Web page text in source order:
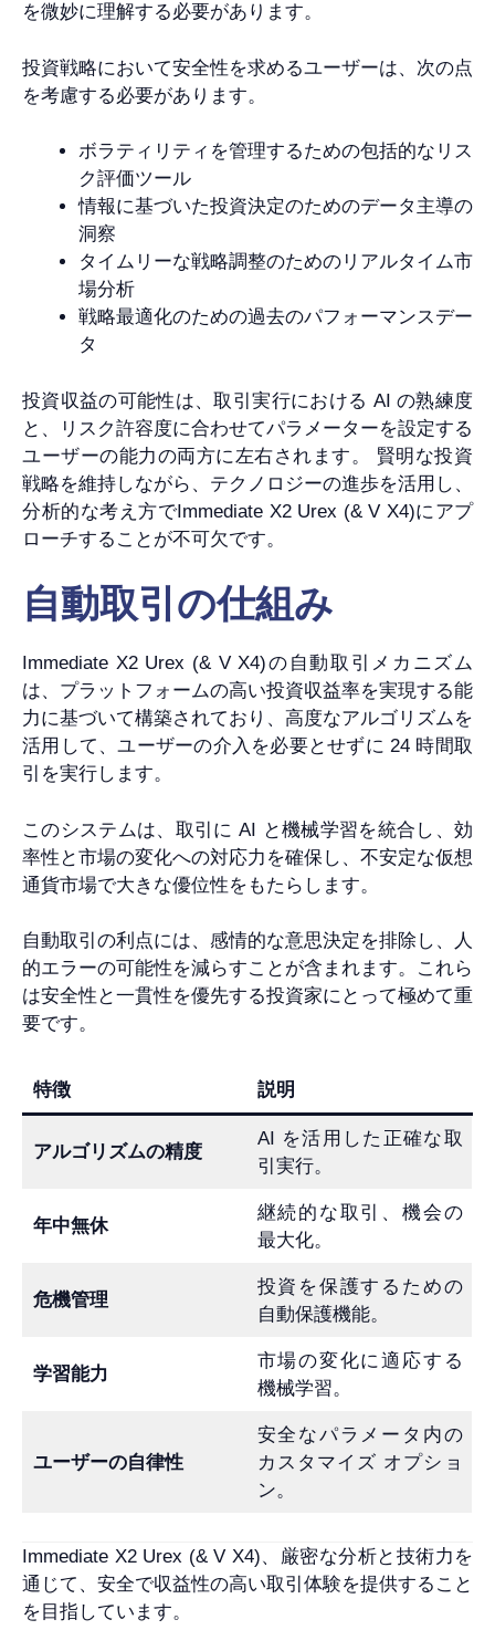
を微妙に理解する必要があります。
投資戦略において安全性を求めるユーザーは、次の点
を考慮する必要があります。
ボラティリティを管理するための包括的なリス
ク評価ツール
情報に基づいた投資決定のためのデータ主導の
洞察
タイムリーな戦略調整のためのリアルタイム市
場分析
戦略最適化のための過去のパフォーマンスデー
タ
投資収益の可能性は、取引実行における AI の熟練度
と、リスク許容度に合わせてパラメーターを設定する
ユーザーの能力の両方に左右されます。 賢明な投資
戦略を維持しながら、テクノロジーの進歩を活用し、
分析的な考え方でImmediate X2 Urex (& V X4)にアプ
ローチすることが不可欠です。
自動取引の仕組み
Immediate X2 Urex (& V X4)の自動取引メカニズム
は、プラットフォームの高い投資収益率を実現する能
力に基づいて構築されており、高度なアルゴリズムを
活用して、ユーザーの介入を必要とせずに 24 時間取
引を実行します。
このシステムは、取引に AI と機械学習を統合し、効
率性と市場の変化への対応力を確保し、不安定な仮想
通貨市場で大きな優位性をもたらします。
自動取引の利点には、感情的な意思決定を排除し、人
的エラーの可能性を減らすことが含まれます。これら
は安全性と一貫性を優先する投資家にとって極めて重
要です。
特徴 説明
アルゴリズムの精度
AI を活用した正確な取
引実行。
年中無休
継続的な取引、機会の
最大化。
危機管理
投資を保護するための
自動保護機能。
学習能力
市場の変化に適応する
機械学習。
ユーザーの自律性
安全なパラメータ内の
カスタマイズ オプショ
ン。
Immediate X2 Urex (& V X4)、厳密な分析と技術力を
通じて、安全で収益性の高い取引体験を提供すること
を目指しています。